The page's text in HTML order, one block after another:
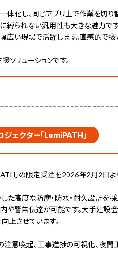
化し、同じアプリ上で作業を切り
縛られない汎用性も大きな魅力です
い現場で活躍します。直感的で
リューションです。
ェクター「LumiPATH」
」の限定受注を2026年2月2日よ
た高度な防塵・防水・耐久設計
や警告伝達が可能です。大手建
上させています。
意喚起、工事進捗の可視化、夜